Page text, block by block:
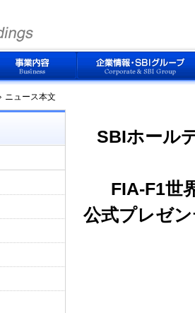
ニュース本文
SBIホール
FIA-F1世
公式プレゼ